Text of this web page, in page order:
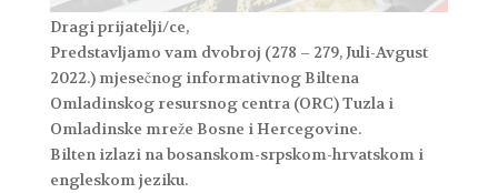
Dragi prijatelji/ce,
Predstavljamo vam dvobroj (278 – 279, Juli-Avgust
2022.) mjesečnog informativnog Biltena
Omladinskog resursnog centra (ORC) Tuzla i
Omladinske mreže Bosne i Hercegovine.
Bilten izlazi na bosanskom-srpskom-hrvatskom i
engleskom jeziku.